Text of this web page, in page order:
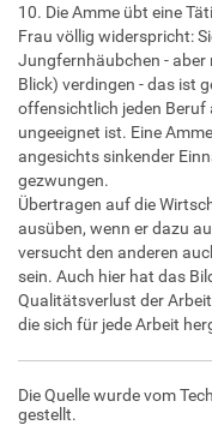
10. Die Amme übt eine
Frau völlig widerspricht:
Jungfernhäubchen -
Blick) verdingen - das ist
offensichtlich jeden Beruf
ungeeignet ist. Eine
angesichts sinkender
gezwungen.
Übertragen auf die
ausüben, wenn er dazu
versucht den anderen
sein. Auch hier hat das
Qualitätsverlust der
die sich für jede Arbeit
Die Quelle wurde vom
gestellt.